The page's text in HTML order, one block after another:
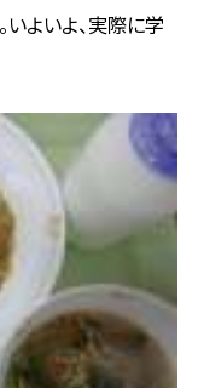
よいよ、実際に学